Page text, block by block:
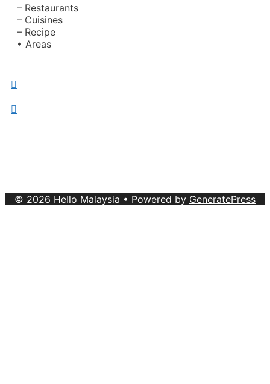
– Restaurants
– Cuisines
– Recipe
• Areas
© 2026 Hello Malaysia • Powered by GeneratePress